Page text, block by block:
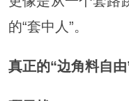
的“套中人”。
真正的“边角料自由